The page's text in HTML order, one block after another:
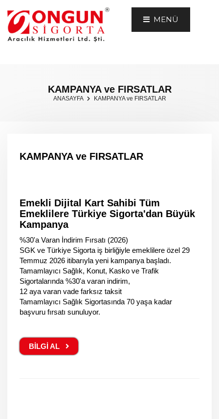
MENÜ
KAMPANYA ve FIRSATLAR
ANASAYFA KAMPANYA ve FIRSATLAR
KAMPANYA ve FIRSATLAR
Emekli Dijital Kart Sahibi Tüm
Emeklilere Türkiye Sigorta'dan Büyük
Kampanya
%30'a Varan İndirim Fırsatı (2026)
SGK ve Türkiye Sigorta iş birliğiyle emeklilere özel 29
Temmuz 2026 itibarıyla yeni kampanya başladı.
Tamamlayıcı Sağlık, Konut, Kasko ve Trafik
Sigortalarında %30'a varan indirim,
12 aya varan vade farksız taksit
Tamamlayıcı Sağlık Sigortasında 70 yaşa kadar
başvuru fırsatı sunuluyor.
BİLGİ AL